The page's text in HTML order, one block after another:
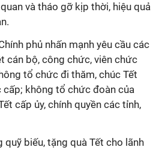
và tháo gỡ kịp thời, hiệu quả
phủ nhấn mạnh yêu cầu các
cán bộ, công chức, viên chức
tổ chức đi thăm, chúc Tết
cấp; không tổ chức đoàn của
cấp ủy, chính quyền các tỉnh,
biếu, tặng quà Tết cho lãnh